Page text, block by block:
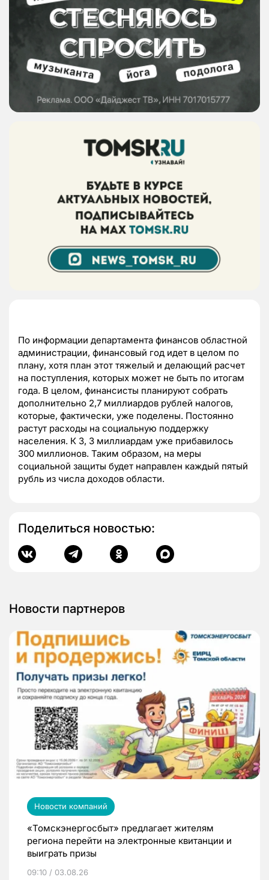
По информации департамента финансов областной
администрации, финансовый год идет в целом по
плану, хотя план этот тяжелый и делающий расчет
на поступления, которых может не быть по итогам
года. В целом, финансисты планируют собрать
дополнительно 2,7 миллиардов рублей налогов,
которые, фактически, уже поделены. Постоянно
растут расходы на социальную поддержку
населения. К 3, 3 миллиардам уже прибавилось
300 миллионов. Таким образом, на меры
социальной защиты будет направлен каждый пятый
рубль из числа доходов области.
Поделиться новостью:
Новости партнеров
Новости компаний
«Томскэнергосбыт» предлагает жителям
региона перейти на электронные квитанции и
выиграть призы
09:10 / 03.08.26